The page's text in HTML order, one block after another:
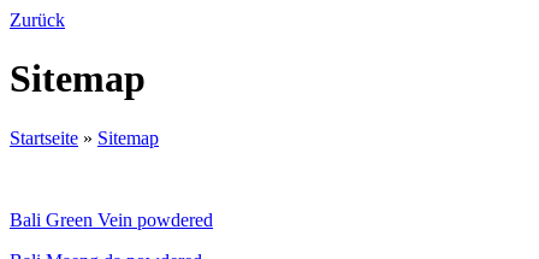
Zurück
Sitemap
Startseite » Sitemap
Bali Green Vein powdered